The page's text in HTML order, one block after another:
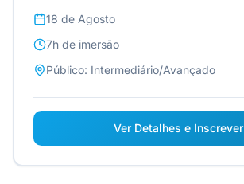
18 de Agosto
7h de imersão
Público: Intermediário/Avançado
Ver Detalhes e Inscrever